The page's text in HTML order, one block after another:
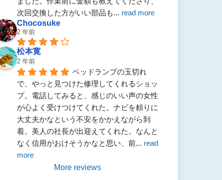
次回交換した方がいい部品も... read more
Chocosuke
2 年前
松本寛
2 年前
ベッドランプの玉切れ
で、やっと見つけた修理してくれるショッ
プ。電話してみると、感じのいい声の女性
が心よく受けつけてくれた。ナビを頼りに
大丈夫かなという不安をかかえながら到
着。美人の社長が出迎えてくれた。なんと
なく信用がおけそうかなと思い、前... read
more
More reviews